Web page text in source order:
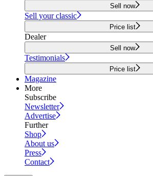
Sell now
Sell your classic
Price list
Dealer
Sell now
Testimonials
Price list
Magazine
More
Subscribe
Newsletter
Advertise
Further
Shop
About us
Press
Contact